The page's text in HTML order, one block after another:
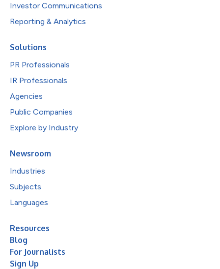
Investor Communications
Reporting & Analytics
Solutions
PR Professionals
IR Professionals
Agencies
Public Companies
Explore by Industry
Newsroom
Industries
Subjects
Languages
Resources
Blog
For Journalists
Sign Up